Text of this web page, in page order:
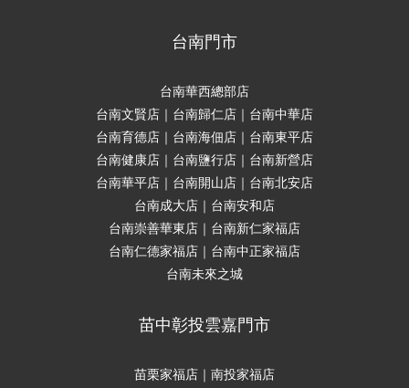
台南門市
台南華西總部店
台南文賢店｜台南歸仁店｜台南中華店
台南育德店｜台南海佃店｜台南東平店
台南健康店｜台南鹽行店｜台南新營店
台南華平店｜台南開山店｜台南北安店
台南成大店｜台南安和店
台南崇善華東店｜台南新仁家福店
台南仁德家福店｜台南中正家福店
台南未來之城
苗中彰投雲嘉門市
苗栗家福店｜南投家福店